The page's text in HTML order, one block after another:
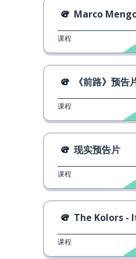
Marco Mengoni
课程
《前路》预告
课程
现实预告片
课程
The Kolors -
课程